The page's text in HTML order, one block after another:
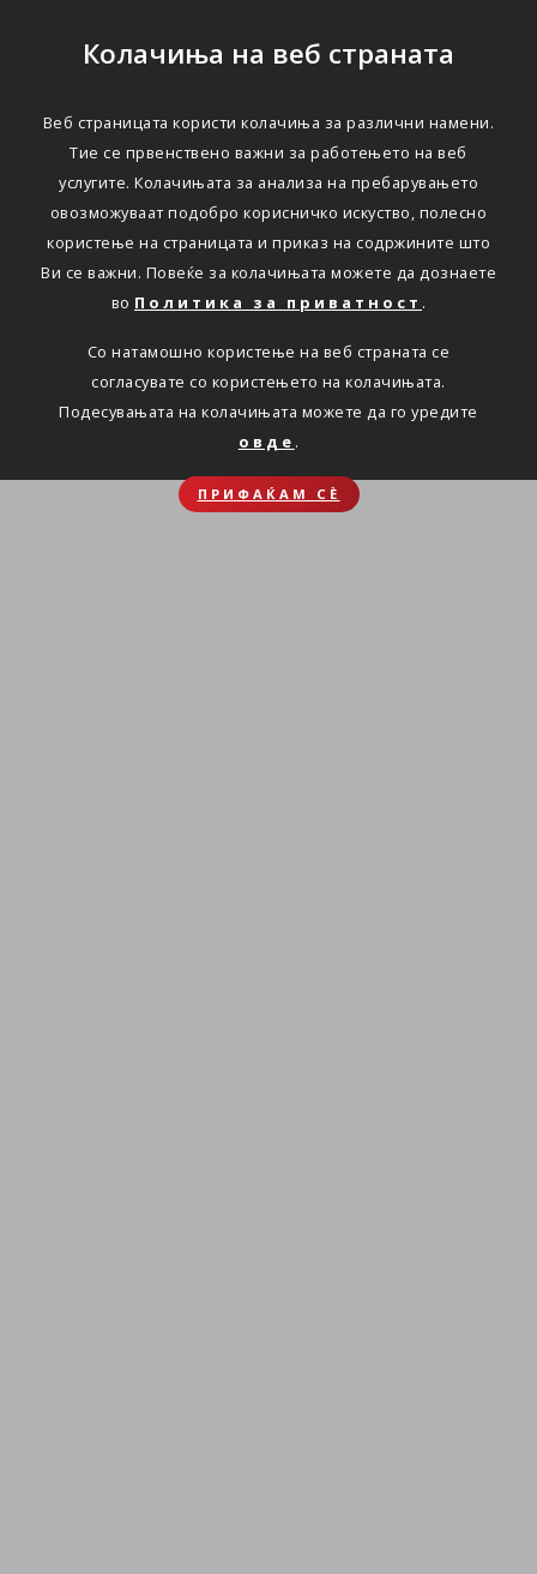
Колачиња на веб страната
Веб страницата користи колачиња за различни намени.
Тие се првенствено важни за работењето на веб
услугите. Колачињата за анализа на пребарувањето
овозможуваат подобро корисничко искуство, полесно
користење на страницата и приказ на содржините што
Ви се важни. Повеќе за колачињата можете да дознаете
во Политика за приватност .
Со натамошно користење на веб страната се
согласувате со користењето на колачињата.
Подесувањата на колачињата можете да го уредите
овде .
ПРИФАЌАМ СЀ